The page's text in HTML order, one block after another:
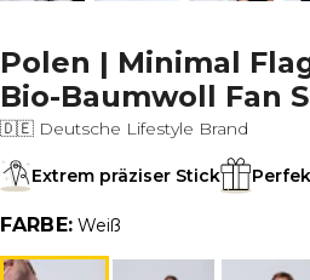
Polen | Minimal
Bio-Baumwoll Fan
🇩🇪 Deutsche Lifestyle Brand
Extrem präziser Stick
FARBE: Weiß